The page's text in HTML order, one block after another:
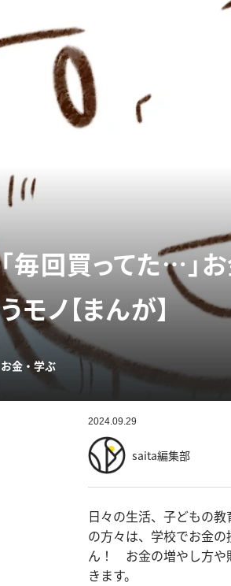
「毎回買ってた…」
うモノ【まんが】
お金・学ぶ
2024.09.29
saita編集部
日々の生活、子どもの
の方々は、学校でお金
ん！ お金の増やし方や
きます。